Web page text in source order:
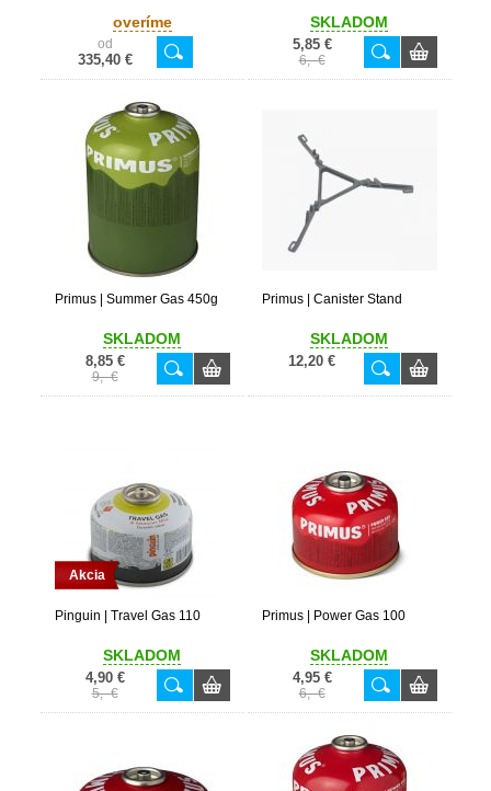
overíme
od
335,40 €
SKLADOM
5,85 €
6,- €
Primus | Summer Gas 450g
SKLADOM
8,85 €
9,- €
Primus | Canister Stand
SKLADOM
12,20 €
Akcia
Pinguin | Travel Gas 110
SKLADOM
4,90 €
5,- €
Primus | Power Gas 100
SKLADOM
4,95 €
6,- €